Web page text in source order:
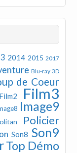
2014 2015 2017
Blu-ray 3D
de Coeur
Film2 Film3
Image9
Policier
Son8 Son9
Top Démo